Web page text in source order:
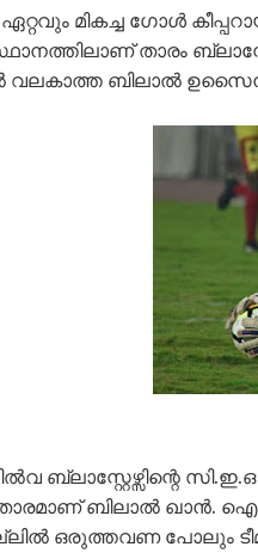
മികച്ച ഗോൾ
താരം
വലകാത്ത ബിലാൽ ഉസൈൻ
ബ്ലാസ്റ്റേഴ്സിന്റെ
താരമാണ് ബിലാൽ ഖാൻ.
ഒരുത്തവണ പോലും